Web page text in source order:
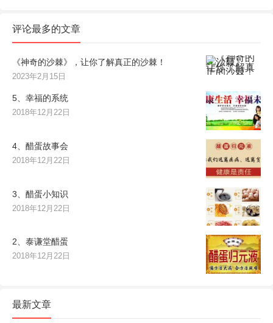
评论最多的文章
《神奇的沙棘》，让你了解真正的沙棘！
2023年2月15日
5、幸福的系统
2018年12月22日
4、醋蛋故事会
2018年12月22日
3、醋蛋小知识
2018年12月22日
2、泰谦堂醋蛋
2018年12月22日
最新文章